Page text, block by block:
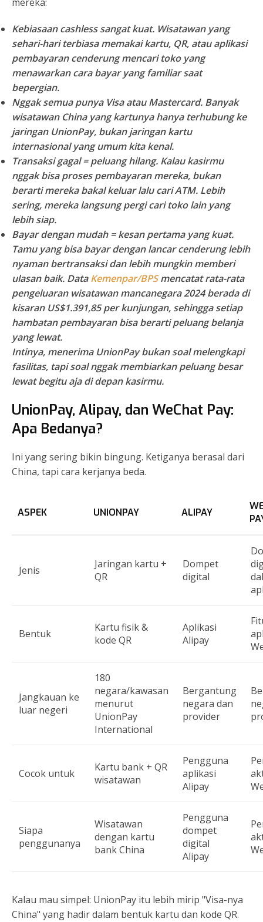
mereka:
Kebiasaan cashless sangat kuat. Wisatawan yang
sehari-hari terbiasa memakai kartu, QR, atau aplikasi
pembayaran cenderung mencari toko yang
menawarkan cara bayar yang familiar saat
bepergian.
Nggak semua punya Visa atau Mastercard. Banyak
wisatawan China yang kartunya hanya terhubung ke
jaringan UnionPay, bukan jaringan kartu
internasional yang umum kita kenal.
Transaksi gagal = peluang hilang. Kalau kasirmu
nggak bisa proses pembayaran mereka, bukan
berarti mereka bakal keluar lalu cari ATM. Lebih
sering, mereka langsung pergi cari toko lain yang
lebih siap.
Bayar dengan mudah = kesan pertama yang kuat.
Tamu yang bisa bayar dengan lancar cenderung lebih
nyaman bertransaksi dan lebih mungkin memberi
ulasan baik. DataKemenpar/BPSmencatat rata-rata
pengeluaran wisatawan mancanegara 2024 berada di
kisaran US$1.391,85 per kunjungan, sehingga setiap
hambatan pembayaran bisa berarti peluang belanja
yang lewat.
Intinya, menerima UnionPay bukan soal melengkapi
fasilitas, tapi soal nggak membiarkan peluang besar
lewat begitu aja di depan kasirmu.
UnionPay, Alipay, dan WeChat Pay:
Apa Bedanya?
Ini yang sering bikin bingung. Ketiganya berasal dari
China, tapi cara kerjanya beda.
ASPEK UNIONPAY ALIPAY
Jenis
Jaringan kartu +
QR
Dompet
digital
Bentuk
Kartu fisik &
kode QR
Aplikasi
Alipay
Jangkauan ke
luar negeri
180
negara/kawasan
menurut
UnionPay
International
Bergantung
negara dan
provider
Cocok untuk
Kartu bank + QR
wisatawan
Pengguna
aplikasi
Alipay
Siapa
penggunanya
Wisatawan
dengan kartu
bank China
Pengguna
dompet
digital
Alipay
Kalau mau simpel: UnionPay itu lebih mirip "Visa-nya
China" yang hadir dalam bentuk kartu dan kode QR.